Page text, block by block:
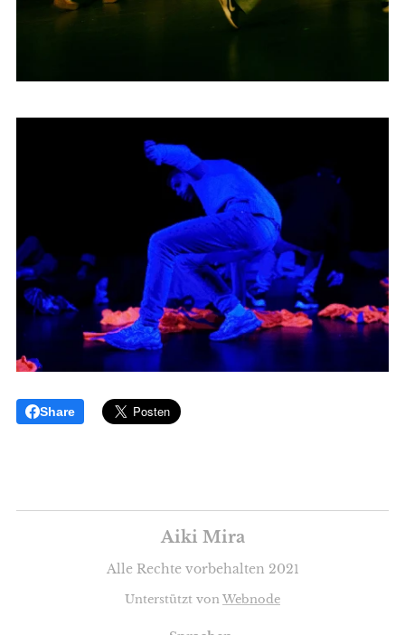
Share
Aiki Mira
Alle Rechte vorbehalten 2021
Unterstützt von Webnode